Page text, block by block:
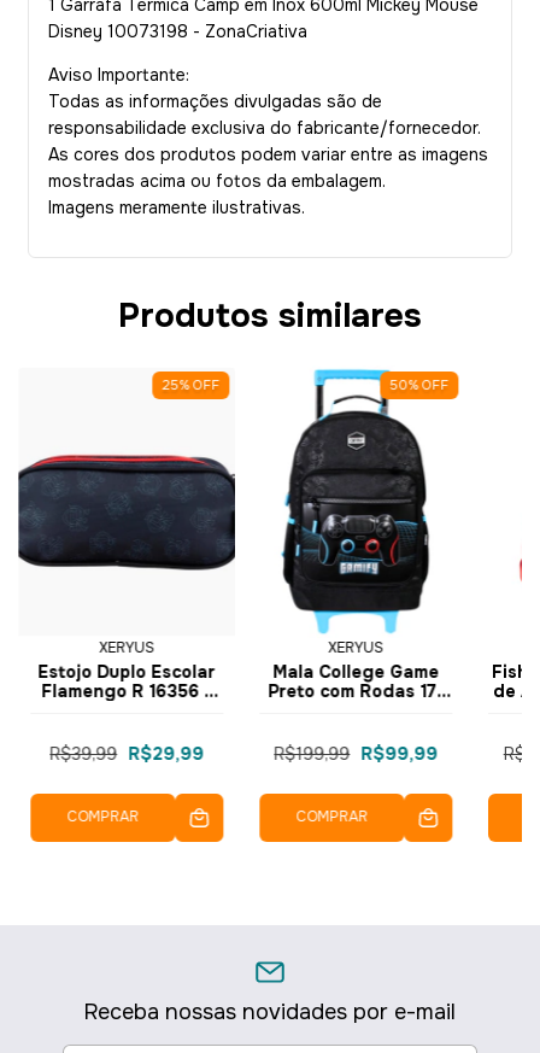
1 Garrafa Térmica Camp em Inox 600ml Mickey Mouse
Disney 10073198 - ZonaCriativa
Aviso Importante:
Todas as informações divulgadas são de
responsabilidade exclusiva do fabricante/fornecedor.
As cores dos produtos podem variar entre as imagens
mostradas acima ou fotos da embalagem.
Imagens meramente ilustrativas.
Produtos similares
25%OFF
XERYUS
Estojo Duplo Escolar
Flamengo R 16356 -
R$39,99 R$29,99
COMPRAR
50%OFF
XERYUS
Mala College Game
Preto com Rodas 17"
R$199,99 R$99,99
COMPRAR
de
Receba nossas novidades por e-mail